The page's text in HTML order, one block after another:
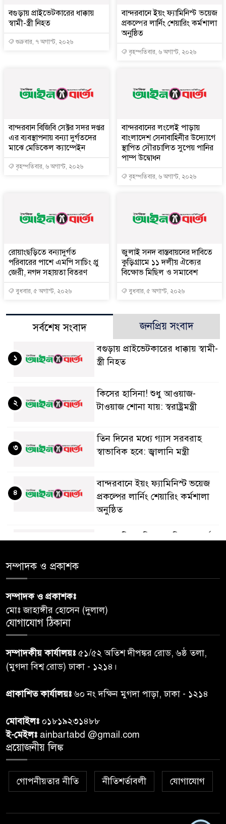
বগুড়ায় প্রাইভেটকারের ধাক্কায়
স্বামী-স্ত্রী নিহত
শুক্রবার, ৭ অগাস্ট, ২০২৬
বান্দরবানে ইয়ং ফ্যামিনিস্ট ভয়েজ
প্রকল্পের লার্নিং শেয়ারিং কর্মশালা
অনুষ্ঠিত
বৃহস্পতিবার, ৬ অগাস্ট, ২০২৬
বান্দরবান বিজিবি সেক্টর সদর দপ্তর
এর ব্যবস্থাপনায় বন্যা দুর্গতদের
মাঝে মেডিকেল ক্যাম্পেইন
বৃহস্পতিবার, ৬ অগাস্ট, ২০২৬
বান্দরবানের লংলেই পাড়ায়
বাংলাদেশ সেনাবাহিনীর উদ্যোগে
স্থাপিত সৌরচালিত সুপেয় পানির
পাম্প উদ্বোধন
বৃহস্পতিবার, ৬ অগাস্ট, ২০২৬
রোয়াংছড়িতে বন্যাদুর্গত
পরিবারের পাশে এমপি সাচিং প্রু
জেরী, নগদ সহায়তা বিতরণ
বুধবার, ৫ অগাস্ট, ২০২৬
জুলাই সনদ বাস্তবায়নের দাবিতে
কুড়িগ্রামে ১১ দলীয় ঐক্যের
বিক্ষোভ মিছিল ও সমাবেশ
বুধবার, ৫ অগাস্ট, ২০২৬
সর্বশেষ সংবাদ জনপ্রিয় সংবাদ
বগুড়ায় প্রাইভেটকারের ধাক্কায় স্বামী-
স্ত্রী নিহত
১
কিসের হাসিনা! শুধু আওয়াজ-
টাওয়াজ শোনা যায়: স্বরাষ্ট্রমন্ত্রী
২
তিন দিনের মধ্যে গ্যাস সরবরাহ
স্বাভাবিক হবে: জ্বালানি মন্ত্রী
৩
বান্দরবানে ইয়ং ফ্যামিনিস্ট ভয়েজ
প্রকল্পের লার্নিং শেয়ারিং কর্মশালা
অনুষ্ঠিত
৪
পেশ
৬
তদন্ত শেষ পর্যায়ে, দ্রুত চার্জশিট
৭
রাতের মধ্যে ঢাকাসহ ১০ অঞ্চলে
ঝড়বৃষ্টির পূর্বাভাস
৮
প্রধানমন্ত্রীর সঙ্গে দেখা করে স্বপ্নপূরণ
উপহার
৯
২০ আগস্ট রাষ্ট্রপতি নির্বাচন,
১০
সম্পাদক ও প্রকাশক
সম্পাদক ও প্রকাশকঃ
মোঃ জাহাঙ্গীর হোসেন (দুলাল)
যোগাযোগ ঠিকানা
সম্পাদকীয় কার্যালয়ঃ ৫১/৫২ অতিশ দীপঙ্কর রোড, ৬ষ্ঠ তলা,
(মুগদা বিশ্ব রোড) ঢাকা - ১২১৪।
প্রাকাশিত কার্যালয়ঃ৬০ নং দক্ষিন মুগদা পাড়া, ঢাকা - ১২১৪
মোবাইলঃ ০১৮১৯২৩১৪৮৮
ই-মেইলঃ ainbartabd @gmail.com
প্রয়োজনীয় লিঙ্ক
গোপনীয়তার নীতি নীতিশর্তাবলী যোগাযোগ